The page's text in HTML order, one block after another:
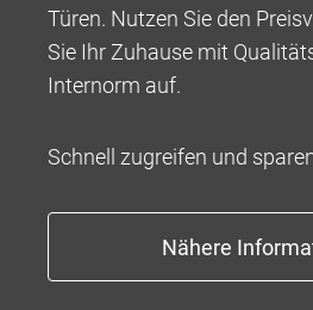
Unermüdlicher Erfindergeist
machen uns zum Vorreiter
Ihnen Produkte und
Türen. Nutzen Sie den
Sie Ihr Zuhause mit
Internorm auf.
Schnell zugreifen und